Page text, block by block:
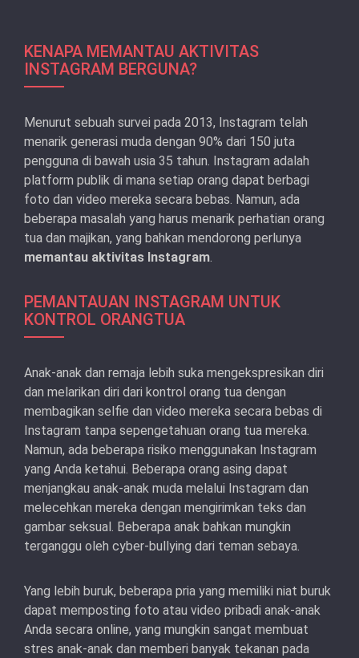
KENAPA MEMANTAU AKTIVITAS
INSTAGRAM BERGUNA?
Menurut sebuah survei pada 2013, Instagram telah
menarik generasi muda dengan 90% dari 150 juta
pengguna di bawah usia 35 tahun. Instagram adalah
platform publik di mana setiap orang dapat berbagi
foto dan video mereka secara bebas. Namun, ada
beberapa masalah yang harus menarik perhatian orang
tua dan majikan, yang bahkan mendorong perlunya
memantau aktivitas Instagram.
PEMANTAUAN INSTAGRAM UNTUK
KONTROL ORANGTUA
Anak-anak dan remaja lebih suka mengekspresikan diri
dan melarikan diri dari kontrol orang tua dengan
membagikan selfie dan video mereka secara bebas di
Instagram tanpa sepengetahuan orang tua mereka.
Namun, ada beberapa risiko menggunakan Instagram
yang Anda ketahui. Beberapa orang asing dapat
menjangkau anak-anak muda melalui Instagram dan
melecehkan mereka dengan mengirimkan teks dan
gambar seksual. Beberapa anak bahkan mungkin
terganggu oleh cyber-bullying dari teman sebaya.
Yang lebih buruk, beberapa pria yang memiliki niat buruk
dapat memposting foto atau video pribadi anak-anak
Anda secara online, yang mungkin sangat membuat
stres anak-anak dan memberi banyak tekanan pada